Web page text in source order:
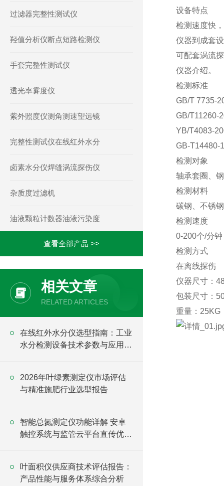
设备特点
检测速度快
仪器到成套
可配套涡流
仪器介绍。
检测标准
GB/T 7735-
GB/T11260-
YB/T4083-
GB-T14480-
检测对象
轴承套圈、
检测材料
碳钢、不锈
检测速度
0-200个/分钟
检测方式
在离线探伤
仪器尺寸：
包装尺寸：
重量：25KG
过滤器完整性测试仪
羟值分析仪断点短路检测仪
手套完整性测试仪
透光率雾度仪
紫外照度仪测角测速望远镜
完整性测试仪在线红外水分
卤素水分仪焊缝涡流探伤仪
杂质度过滤机
油液颗粒计数器油液污染度
查看全部产品 >>
相关文章
RELATED ARTICLES
在线红外水分仪选型指南：工业
水分检测设备技术参数与应用分
2026年叶绿素测定仪市场评估
与精准施肥行业选型报告
智能总氮测定仪功能详解 安卓
触控系统与监管云平台直传优势
叶面积仪供应商技术评估报告：
产品性能与服务体系综合分析